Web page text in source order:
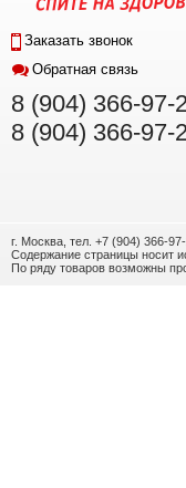
Заказать звонок
Обратная связь
8 (904) 366-97-
8 (904) 366-97-
г. Москва, тел. +7 (904) 366-
Содержание страницы носит
По ряду товаров возможны